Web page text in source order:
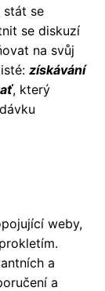
stát se
se diskuzí
na svůj
získávání
, který
weby,
a
a